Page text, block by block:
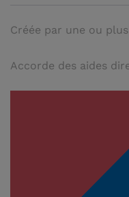
Créée par une ou
Accorde des aides